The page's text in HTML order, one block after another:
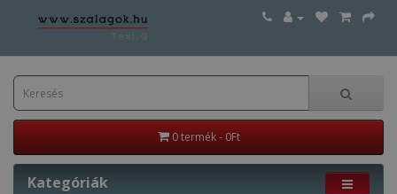
0 termék - 0Ft
Kategóriák